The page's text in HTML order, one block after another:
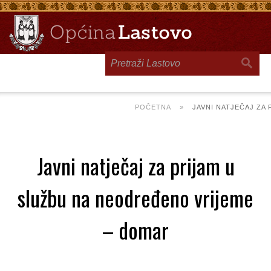
POČETNA » JAVNI NATJEČAJ ZA
Javni natječaj za prijam u
službu na neodređeno vrijeme
– domar